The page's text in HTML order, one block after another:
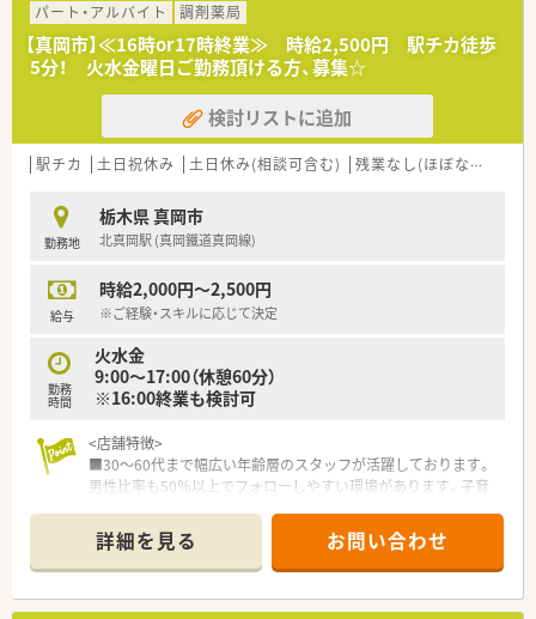
パート・アルバイト
調剤薬局
【真岡市】≪16時or17時終業≫ 時給2,500円 駅チカ徒歩
5分！ 火水金曜日ご勤務頂ける方、募集☆
検討リストに追加
駅チカ 土日祝休み 土日休み(相談可含む) 残業なし(ほぼなし含む)
勤務地
栃木県 真岡市
北真岡駅 (真岡鐵道真岡線)
給与
時給2,000円～2,500円
※ご経験・スキルに応じて決定
勤務
時間
火水金
9:00～17:00（休憩60分）
※16:00終業も検討可
<店舗特徴>
■30～60代まで幅広い年齢層のスタッフが活躍しております。
男性比率も50％以上でフォローしやすい環境があります。子育
■門前のクリニックと合同勉強会も定期的に開催しており、感染
症対策や新薬の知識も深めることが可能です。
■オンライン服薬指導も導入予定で患者様のニーズに合わせて
対応できる様準備を進めております。
詳細を見る お問い合わせ